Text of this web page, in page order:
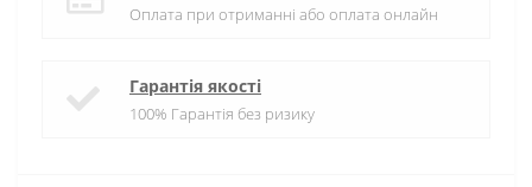
Оплата при отриманні або оплата онлайн
Гарантія якості
100% Гарантія без ризику